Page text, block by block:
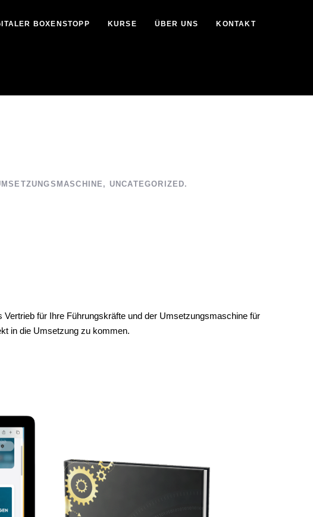
BOXENSTOPP KURSE ÜBER UNS KONTAKT
, UNCATEGORIZED.
für Ihre Führungskräfte und der Umsetzungsmaschine für
in die Umsetzung zu kommen.